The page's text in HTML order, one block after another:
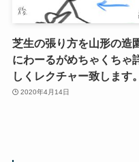
芝生の張り方を山形の造
にわーるがめちゃくちゃ
しくレクチャー致します。
2020年4月14日